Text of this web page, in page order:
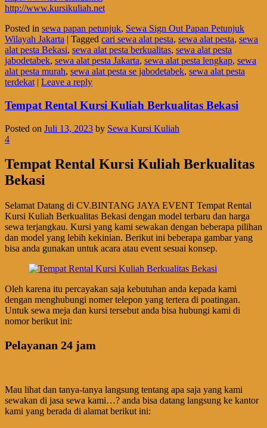
http://www.kursikuliah.net
Posted in sewa papan petunjuk, Sewa Sign Out Papan Petunjuk
Wilayah Jakarta | Tagged cari sewa alat pesta, sewa alat pesta, sewa
alat pesta Bekasi, sewa alat pesta berkualitas, sewa alat pesta
jabodetabek, sewa alat pesta Jakarta, sewa alat pesta lengkap, sewa
alat pesta murah, sewa alat pesta se jabodetabek, sewa alat pesta
terdekat | Leave a reply
Tempat Rental Kursi Kuliah Berkualitas Bekasi
Posted on Juli 13, 2023 by Sewa Kursi Kuliah
4
Tempat Rental Kursi Kuliah Berkualitas
Bekasi
Selamat Datang di CV.BINTANG JAYA EVENT Tempat Rental
Kursi Kuliah Berkualitas Bekasi dengan model terbaru dan harga
sewa terjangkau. Kursi yang kami sewakan dengan beberapa pilihan
dan model yang lebih kekinian. Berikut ini beberapa gambar yang
bisa anda gunakan untuk acara atau event sesuai konsep.
Oleh karena itu percayakan saja kebutuhan anda kepada kami
dengan menghubungi nomer telepon yang tertera di poatingan.
Untuk sewa meja dan kursi tersebut anda bisa hubungi kami di
nomor berikut ini:
Pelayanan 24 jam
Mau lihat dan tanya-tanya langsung tentang apa saja yang kami
sewakan di jasa sewa kami…? anda bisa datang langsung ke kantor
kami yang berada di alamat berikut ini: